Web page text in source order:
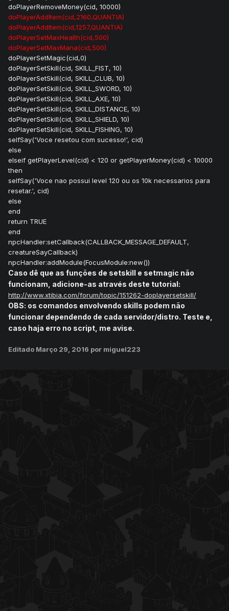
doPlayerRemoveMoney(cid, 10000)
doPlayerAddItem(cid,2160,QUANTIA)
doPlayerAddItem(cid,1257,QUANTIA)
doPlayerSetMaxHealth(cid,500)
doPlayerSetMaxMana(cid,500)
doPlayerSetMagic(cid,0)
doPlayerSetSkill(cid, SKILL_FIST, 10)
doPlayerSetSkill(cid, SKILL_CLUB, 10)
doPlayerSetSkill(cid, SKILL_SWORD, 10)
doPlayerSetSkill(cid, SKILL_AXE, 10)
doPlayerSetSkill(cid, SKILL_DISTANCE, 10)
doPlayerSetSkill(cid, SKILL_SHIELD, 10)
doPlayerSetSkill(cid, SKILL_FISHING, 10)
selfSay('Voce resetou com sucesso!', cid)
else
elseif getPlayerLevel(cid) < 120 or getPlayerMoney(cid) < 10000
then
selfSay('Voce nao possui level 120 ou os 10k necessarios para
resetar.', cid)
else
end
return TRUE
end
npcHandler:setCallback(CALLBACK_MESSAGE_DEFAULT,
creatureSayCallback)
npcHandler:addModule(FocusModule:new())
Caso dê que as funções de setskill e setmagic não
funcionam, adicione-as através deste tutorial:
http://www.xtibia.com/forum/topic/151262-doplayersetskill/
OBS: os comandos envolvendo skills podem não
funcionar dependendo de cada servidor/distro. Teste e,
caso haja erro no script, me avise.
Editado Março 29, 2016 por miguel223